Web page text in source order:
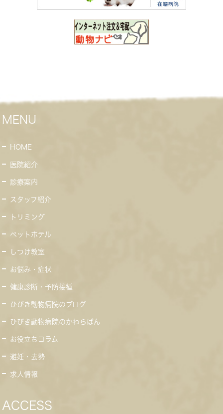
MENU
HOME
医院紹介
診療案内
スタッフ紹介
トリミング
ペットホテル
しつけ教室
お悩み・症状
健康診断・予防接種
ひびき動物病院のブログ
ひびき動物病院のかわらばん
お役立ちコラム
避妊・去勢
求人情報
ACCESS